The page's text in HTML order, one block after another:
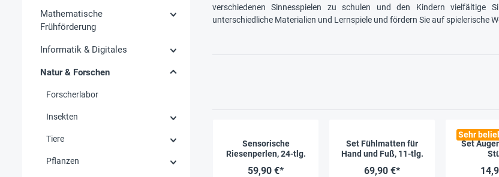
Mathematische
Frühförderung
Informatik & Digitales
Natur & Forschen
Forscherlabor
Insekten
Tiere
Pflanzen
verschiedenen Sinnesspielen zu schulen und den Kindern vielfältige
unterschiedliche Materialien und Lernspiele und fördern Sie auf spielerische
Sensorische
Riesenperlen, 24-tlg.
59,90 €*
Set Fühlmatten für
Hand und Fuß, 11-tlg.
69,90 €*
Sehr
Set